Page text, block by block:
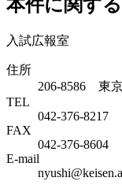
本件に関す
入試広報室
住所
206-8586 東
TEL
042-376-8217
FAX
042-376-8604
E-mail